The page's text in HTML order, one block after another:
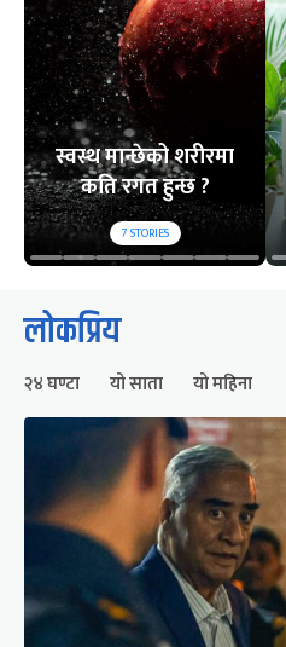
स्वस्थ मान्छेको शरीरमा
कति रगत हुन्छ ?
7STORIES
लोकप्रिय
२४ घण्टा यो साता यो महिना